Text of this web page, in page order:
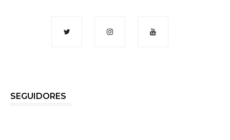
SEGUIDORES